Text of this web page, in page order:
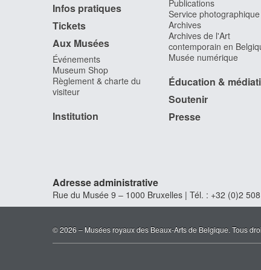
Infos pratiques
Tickets
Aux Musées
Événements
Museum Shop
Règlement & charte du
visiteur
Institution
Publications
Service photographique
Archives
Archives de l'Art
contemporain en
Musée numérique
Éducation &
Soutenir
Presse
Adresse administrative
Rue du Musée 9 – 1000 Bruxelles | Tél. : +32 (0)2
© 2026 – Musées royaux des Beaux-Arts de Belgique. Tous